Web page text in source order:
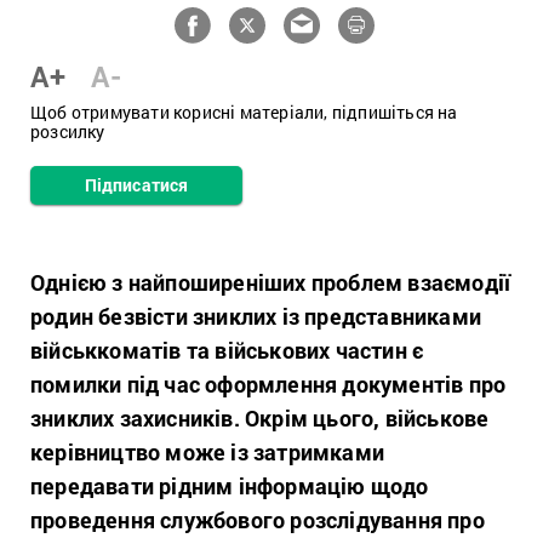
A+ A-
Щоб отримувати корисні матеріали, підпишіться на
розсилку
Підписатися
Однією з найпоширеніших проблем взаємодії
родин безвісти зниклих із представниками
військкоматів та військових частин є
помилки під час оформлення документів про
зниклих захисників. Окрім цього, військове
керівництво може із затримками
передавати рідним інформацію щодо
проведення службового розслідування про